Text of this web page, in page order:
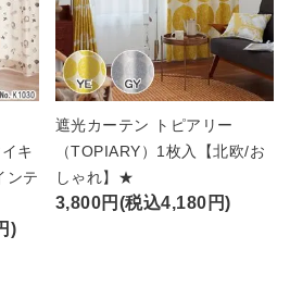
キ
ンテ
)
遮光カーテン トピアリー
（TOPIARY）1枚入【北欧/お
しゃれ】★
3,800円(税込4,180円)